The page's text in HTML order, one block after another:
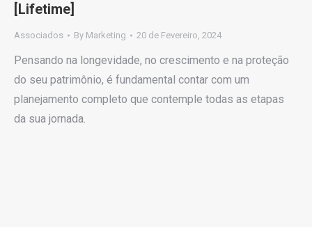
[Lifetime]
Associados By Marketing 20 de Fevereiro, 2024
Pensando na longevidade, no crescimento e na proteção
do seu patrimônio, é fundamental contar com um
planejamento completo que contemple todas as etapas
da sua jornada.